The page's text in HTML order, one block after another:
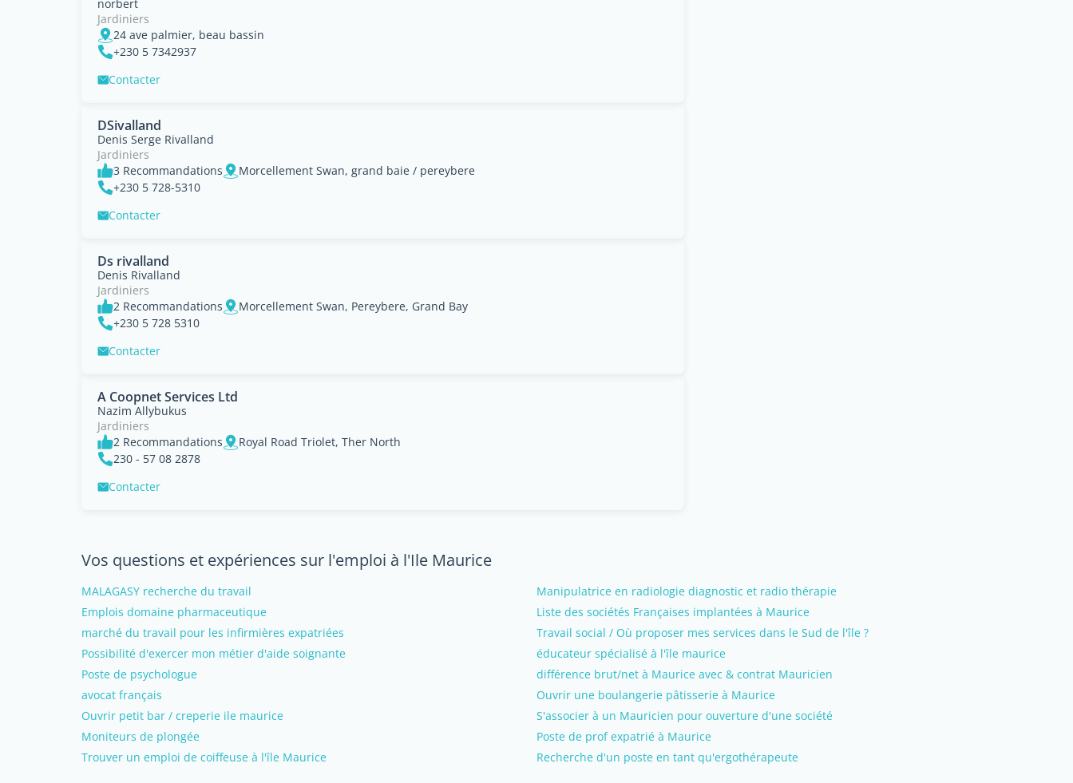
norbert
Jardiniers
24 ave palmier, beau bassin
+230 5 7342937
Contacter
DSivalland
Denis Serge Rivalland
Jardiniers
3 Recommandations
Morcellement Swan, grand baie / pereybere
+230 5 728-5310
Contacter
Ds rivalland
Denis Rivalland
Jardiniers
2 Recommandations
Morcellement Swan, Pereybere, Grand Bay
+230 5 728 5310
Contacter
A Coopnet Services Ltd
Nazim Allybukus
Jardiniers
2 Recommandations
Royal Road Triolet, Ther North
230 - 57 08 2878
Contacter
Vos questions et expériences sur l'emploi à l'Ile Maurice
MALAGASY recherche du travail
Manipulatrice en radiologie diagnostic et radio thérapie
Emplois domaine pharmaceutique
Liste des sociétés Françaises implantées à Maurice
marché du travail pour les infirmières expatriées
Travail social / Où proposer mes services dans le Sud de l'île ?
Possibilité d'exercer mon métier d'aide soignante
éducateur spécialisé à l'île maurice
Poste de psychologue
différence brut/net à Maurice avec & contrat Mauricien
avocat français
Ouvrir une boulangerie pâtisserie à Maurice
Ouvrir petit bar / creperie ile maurice
S'associer à un Mauricien pour ouverture d'une société
Moniteurs de plongée
Poste de prof expatrié à Maurice
Trouver un emploi de coiffeuse à l'île Maurice
Recherche d'un poste en tant qu'ergothérapeute